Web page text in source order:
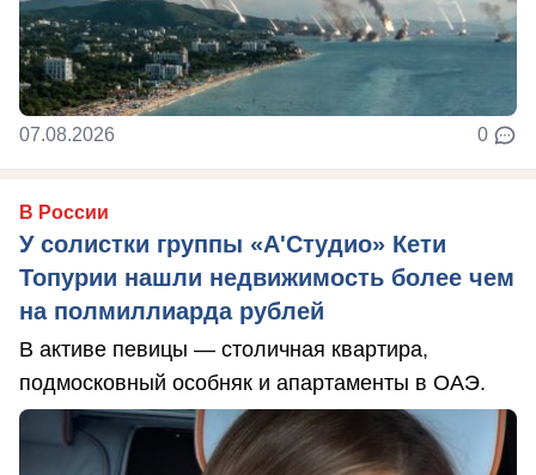
07.08.2026 0
В России
У солистки группы «А'Студио» Кети
Топурии нашли недвижимость более чем
на полмиллиарда рублей
В активе певицы — столичная квартира,
подмосковный особняк и апартаменты в ОАЭ.